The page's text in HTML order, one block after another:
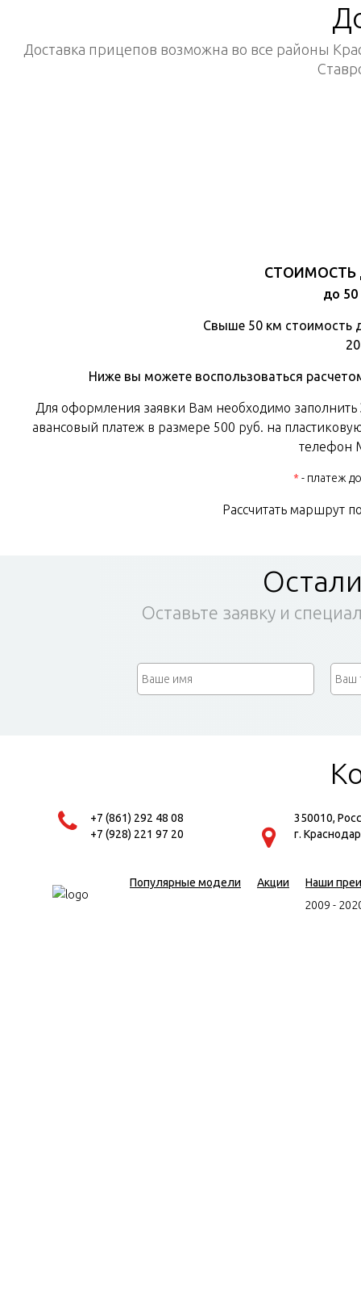
Доставка прицепов возможна во все районы
СТОИМОСТЬ
до 50
Свыше 50 км стоимость
Ниже вы можете воспользоваться
Для оформления заявки Вам необходимо
авансовый платеж в размере 500 руб. на
телефон
*- платеж
Рассчитать маршрут
Оставьте заявку и
+7 (861) 292 48 08
+7 (928) 221 97 20
350010,
г.
Популярные модели Акции
Наши
2009 -